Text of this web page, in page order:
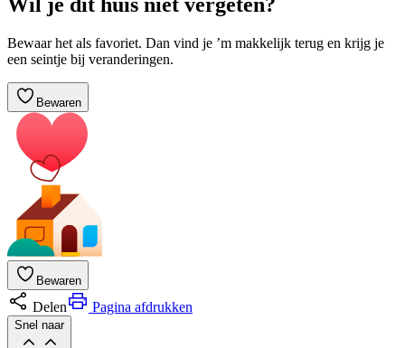
Wil je dit huis niet vergeten?
Bewaar het als favoriet. Dan vind je ’m makkelijk terug en krijg je
een seintje bij veranderingen.
Bewaren
Bewaren
Delen Pagina afdrukken
Snel naar